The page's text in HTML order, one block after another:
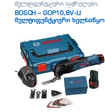
მულტიფუნქციური საჭრელები,
უნივერსალური საჭრელები
BOSCH – GOP10,8V-LI
მულტიფუნქციური ხელსაწყო